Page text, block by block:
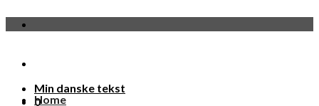
Min danske tekst
0
Home